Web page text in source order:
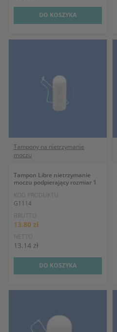
DO KOSZYKA
Tampony na nietrzymanie
moczu
Tampon Libre nietrzymanie
moczu podpierający rozmiar 1
KOD PRODUKTU:
G1114
BRUTTO
13.80 zł
NETTO
13.14 zł
DO KOSZYKA